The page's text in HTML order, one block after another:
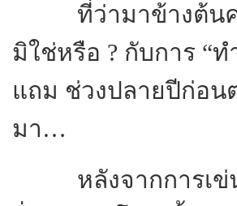
ที่ว่ามาข้างต้นคง
มิใช่หรือ ? กับการ “
แถม ช่วงปลายปีก่อน
มา…
หลังจากการเข่น